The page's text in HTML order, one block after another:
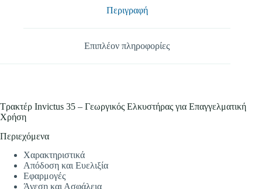
Περιγραφή
Επιπλέον πληροφορίες
Τρακτέρ Invictus 35 – Γεωργικός Ελκυστήρας για Επαγγελματική
Χρήση
Περιεχόμενα
Χαρακτηριστικά
Απόδοση και Ευελιξία
Εφαρμογές
Άνεση και Ασφάλεια